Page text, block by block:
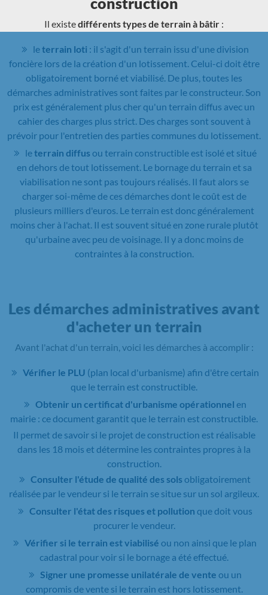
Il existedifférents types de terrain à bâtir :
leterrain loti : il s'agit d'un terrain issu d'une division
foncière lors de la création d'un lotissement. Celui-ci doit être
obligatoirement borné et viabilisé. De plus, toutes les
démarches administratives sont faites par le constructeur. Son
prix est généralement plus cher qu'un terrain diffus avec un
cahier des charges plus strict. Des charges sont souvent à
prévoir pour l'entretien des parties communes du lotissement.
leterrain diffusou terrain constructible est isolé et situé
en dehors de tout lotissement. Le bornage du terrain et sa
viabilisation ne sont pas toujours réalisés. Il faut alors se
charger soi-même de ces démarches dont le coût est de
plusieurs milliers d'euros. Le terrain est donc généralement
moins cher à l'achat. Il est souvent situé en zone rurale plutôt
qu'urbaine avec peu de voisinage. Il y a donc moins de
contraintes à la construction.
Les démarches administratives avant
d'acheter un terrain
Avant l'achat d'un terrain, voici les démarches à accomplir :
Vérifier le PLU (plan local d'urbanisme) afin d'être certain
que le terrain est constructible.
Obtenir un certificat d'urbanisme opérationnel en
mairie : ce document garantit que le terrain est constructible.
Il permet de savoir si le projet de construction est réalisable
dans les 18 mois et détermine les contraintes propres à la
construction.
Consulter l'étude de qualité des sols obligatoirement
réalisée par le vendeur si le terrain se situe sur un sol argileux.
Consulter l'état des risques et pollution que doit vous
procurer le vendeur.
Vérifier si le terrain est viabilisé ou non ainsi que le plan
cadastral pour voir si le bornage a été effectué.
Signer une promesse unilatérale de vente ou un
compromis de vente si le terrain est hors lotissement.